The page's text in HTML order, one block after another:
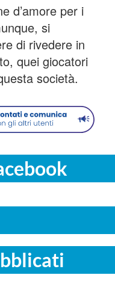
d’amore per i
si
di rivedere in
quei giocatori
società.